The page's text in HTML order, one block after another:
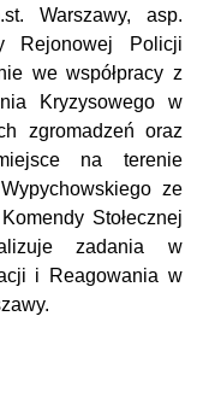
Warszawy, asp.
Rejonowej Policji
we współpracy z
Kryzysowego w
zgromadzeń oraz
na terenie
ze
Stołecznej
zadania w
i Reagowania w